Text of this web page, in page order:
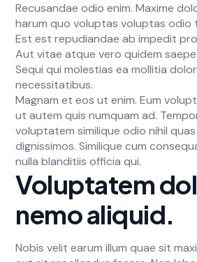
Recusandae odio enim. Maxime
harum quo voluptas voluptas odio
Est est repudiandae ab impedit
Aut vitae atque vero quidem
Sequi qui molestias ea mollitia
necessitatibus.
Magnam et eos ut enim. Eum
ut autem quis numquam ad.
voluptatem similique odio nihil quas
dignissimos. Similique cum
nulla blanditiis officia qui.
Voluptatem
nemo aliquid.
Nobis velit earum illum quae sit